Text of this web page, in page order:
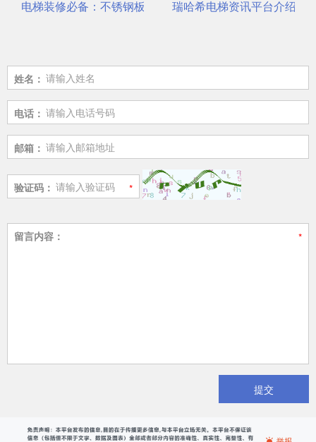
一站式选材中心 | 电梯装饰
电梯装修必备：不锈钢板安装与养护要点瑞哈希电梯资讯平台介绍
姓名：
电话：
邮箱：
验证码：
留言内容：
提交